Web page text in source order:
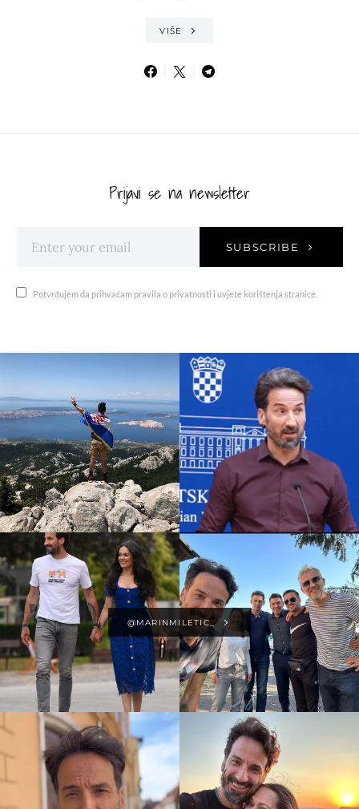
VIŠE
Prijavi se na newsletter
SUBSCRIBE
Potvrđujem da prihvaćam pravila o privatnosti i uvjete korištenja stranice.
@MARINMILETIC_